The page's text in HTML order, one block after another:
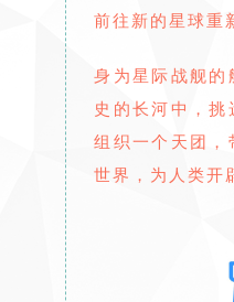
前往新的星球重
身为星际战舰的
史的长河中，挑
组织一个天团，
世界，为人类开